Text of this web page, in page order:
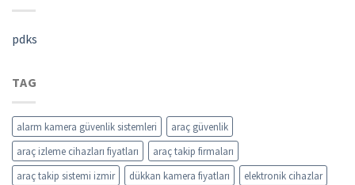
pdks
TAG
alarm kamera güvenlik sistemleri
araç güvenlik
araç izleme cihazları fiyatları
araç takip firmaları
araç takip sistemi izmir
dükkan kamera fiyatları
elektronik cihazlar